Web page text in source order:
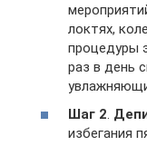
локтях,
процедуры
раз в день
Шаг 2.
избегания